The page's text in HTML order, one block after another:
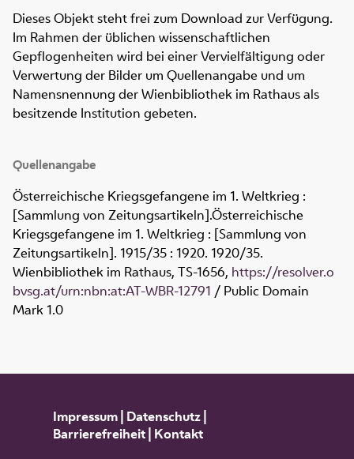
Dieses Objekt steht frei zum Download zur Verfügung.
Im Rahmen der üblichen wissenschaftlichen
Gepflogenheiten wird bei einer Vervielfältigung oder
Verwertung der Bilder um Quellenangabe und um
Namensnennung der Wienbibliothek im Rathaus als
besitzende Institution gebeten.
Quellenangabe
Österreichische Kriegsgefangene im 1. Weltkrieg :
[Sammlung von Zeitungsartikeln].Österreichische
Kriegsgefangene im 1. Weltkrieg : [Sammlung von
Zeitungsartikeln]. 1915/35 : 1920. 1920/35.
Wienbibliothek im Rathaus, TS-1656, https://resolver.o
bvsg.at/urn:nbn:at:AT-WBR-12791 / Public Domain
Mark 1.0
Impressum| Datenschutz|
Barrierefreiheit| Kontakt